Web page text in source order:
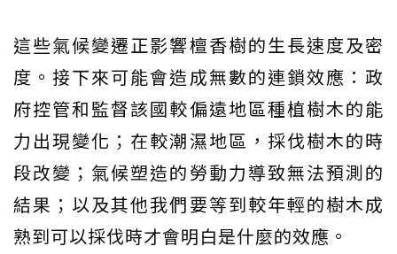
這些氣候變遷正影響檀香樹的生長速度及密
度。接下來可能會造成無數的連鎖效應：政
府控管和監督該國較偏遠地區種植樹木的能
力出現變化；在較潮濕地區，採伐樹木的時
段改變；氣候塑造的勞動力導致無法預測的
結果；以及其他我們要等到較年輕的樹木成
熟到可以採伐時才會明白是什麼的效應。